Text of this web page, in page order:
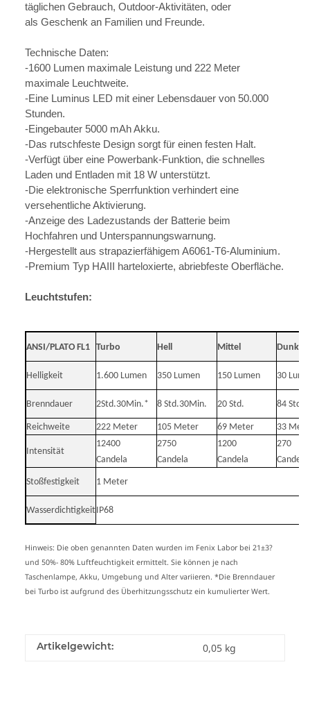
täglichen Gebrauch, Outdoor-Aktivitäten, oder
als Geschenk an Familien und Freunde.
Technische Daten:
-1600 Lumen maximale Leistung und 222 Meter
maximale Leuchtweite.
-Eine Luminus LED mit einer Lebensdauer von 50.000
Stunden.
-Eingebauter 5000 mAh Akku.
-Das rutschfeste Design sorgt für einen festen Halt.
-Verfügt über eine Powerbank-Funktion, die schnelles
Laden und Entladen mit 18 W unterstützt.
-Die elektronische Sperrfunktion verhindert eine
versehentliche Aktivierung.
-Anzeige des Ladezustands der Batterie beim
Hochfahren und Unterspannungswarnung.
-Hergestellt aus strapazierfähigem A6061-T6-Aluminium.
-Premium Typ HAIII harteloxierte, abriebfeste Oberfläche.
Leuchtstufen:
ANSI/PLATO FL1 Turbo Hell Mittel Dunkel
Helligkeit 1.600 Lumen 350 Lumen 150 Lumen 30
Brenndauer 2Std.30Min.* 8 Std.30Min. 20 Std. 84 Std.
Reichweite 222 Meter 105 Meter 69 Meter 33
Intensität
12400 2750 1200
270
Candela
Candela Candela Candela
Stoßfestigkeit 1 Meter
WasserdichtigkeitIP68
Hinweis: Die oben genannten Daten wurden im Fenix Labor bei 21±3?
und 50%- 80% Luftfeuchtigkeit ermittelt. Sie können je nach
Taschenlampe, Akku, Umgebung und Alter variieren. *Die Brenndauer
bei Turbo ist aufgrund des Überhitzungsschutz ein kumulierter Wert.
Artikelgewicht: 0,05 kg